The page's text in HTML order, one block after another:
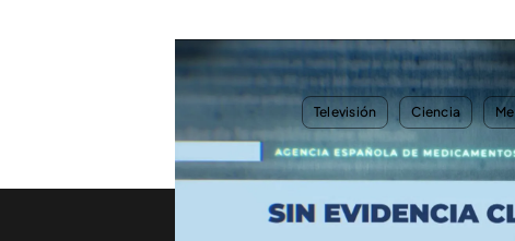
"Verdades y mentiras" sobre el informe que rechaza
Televisión Ciencia